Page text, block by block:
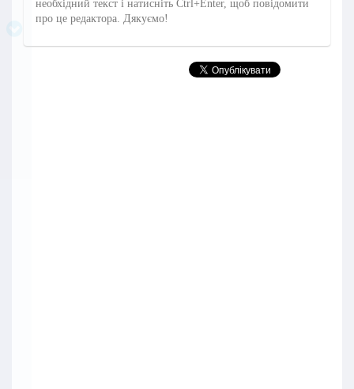
необхідний текст і натисніть Ctrl+Enter, щоб повідомити
про це редактора. Дякуємо!